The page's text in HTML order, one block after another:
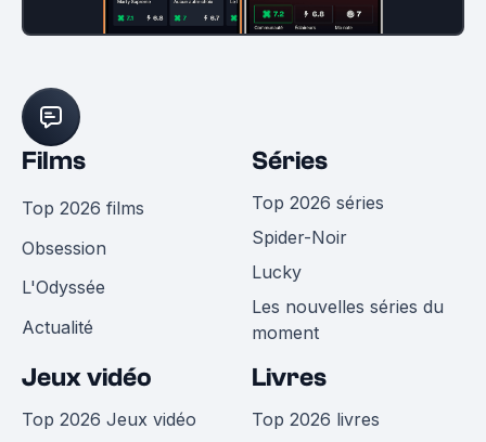
Films
Top 2026 films
Obsession
L'Odyssée
Actualité
Séries
Top 2026 séries
Spider-Noir
Lucky
Les nouvelles séries du
moment
Jeux vidéo
Top 2026 Jeux vidéo
Livres
Top 2026 livres